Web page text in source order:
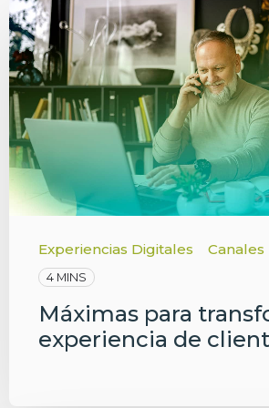
Experiencias Digitales
4 MINS
Máximas para
experiencia de